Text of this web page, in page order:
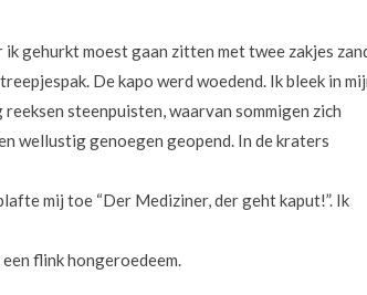
ik gehurkt moest gaan zitten met twee zakjes
De kapo werd woedend. Ik bleek in
steenpuisten, waarvan sommigen zich
wellustig genoegen geopend. In de kraters
mij toe “Der Mediziner, der geht kaput!”. Ik
flink hongeroedeem.